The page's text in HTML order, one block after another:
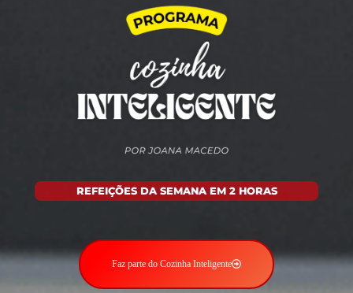
REFEIÇÕES DA SEMANA EM 2 HORAS
Faz parte do Cozinha Inteligente